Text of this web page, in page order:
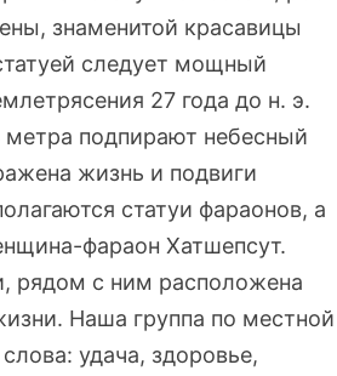
знаменитой красавицы
следует мощный
27 года до н. э.
подпирают небесный
жизнь и подвиги
статуи фараонов, а
фараон Хатшепсут.
рядом с ним расположена
Наша группа по местной
удача, здоровье,